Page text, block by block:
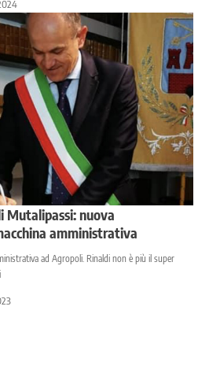
nuova
amministrativa
ad Agropoli. Rinaldi non è più il super